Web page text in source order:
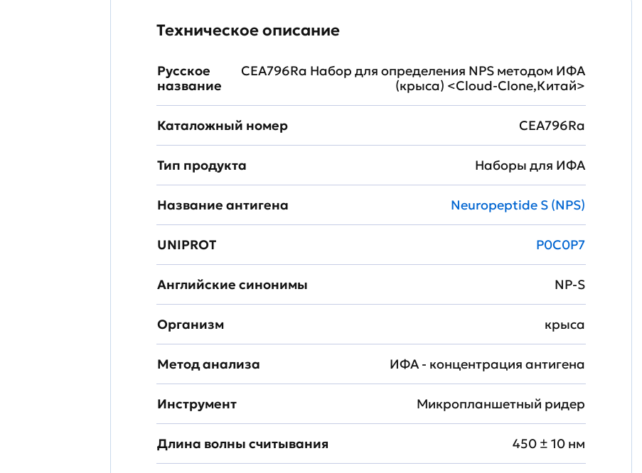
Техническое описание
Русское
название
CEA796Ra Набор для определения NPS методом ИФА
(крыса) <Cloud-Clone,Китай>
Каталожный номер CEA796Ra
Тип продукта Наборы для ИФА
Название антигена Neuropeptide S (NPS)
UNIPROT P0C0P7
Английские синонимы NP-S
Организм крыса
Метод анализа ИФА - концентрация антигена
Инструмент Микропланшетный ридер
Длина волны считывания 450 ± 10 нм